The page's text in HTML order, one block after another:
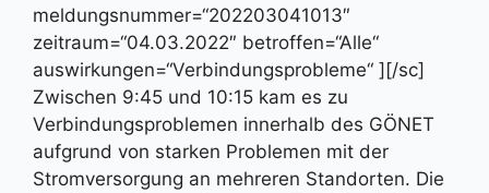
meldungsnummer=“202203041013″
zeitraum=“04.03.2022″ betroffen=“Alle“
auswirkungen=“Verbindungsprobleme“ ][/sc]
Zwischen 9:45 und 10:15 kam es zu
Verbindungsproblemen innerhalb des GÖNET
aufgrund von starken Problemen mit der
Stromversorgung an mehreren Standorten. Die